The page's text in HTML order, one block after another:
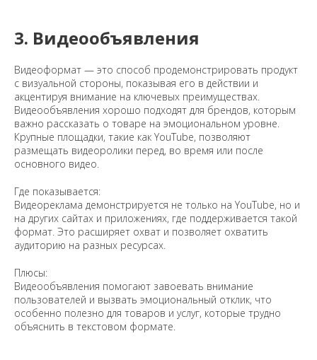
3. Видеообъявления
Видеоформат — это способ продемонстрировать продукт
с визуальной стороны, показывая его в действии и
акцентируя внимание на ключевых преимуществах.
Видеообъявления хорошо подходят для брендов, которым
важно рассказать о товаре на эмоциональном уровне.
Крупные площадки, такие как YouTube, позволяют
размещать видеоролики перед, во время или после
основного видео.
Где показывается:
Видеореклама демонстрируется не только на YouTube, но и
на других сайтах и приложениях, где поддерживается такой
формат. Это расширяет охват и позволяет охватить
аудиторию на разных ресурсах.
Плюсы:
Видеообъявления помогают завоевать внимание
пользователей и вызвать эмоциональный отклик, что
особенно полезно для товаров и услуг, которые трудно
объяснить в текстовом формате.